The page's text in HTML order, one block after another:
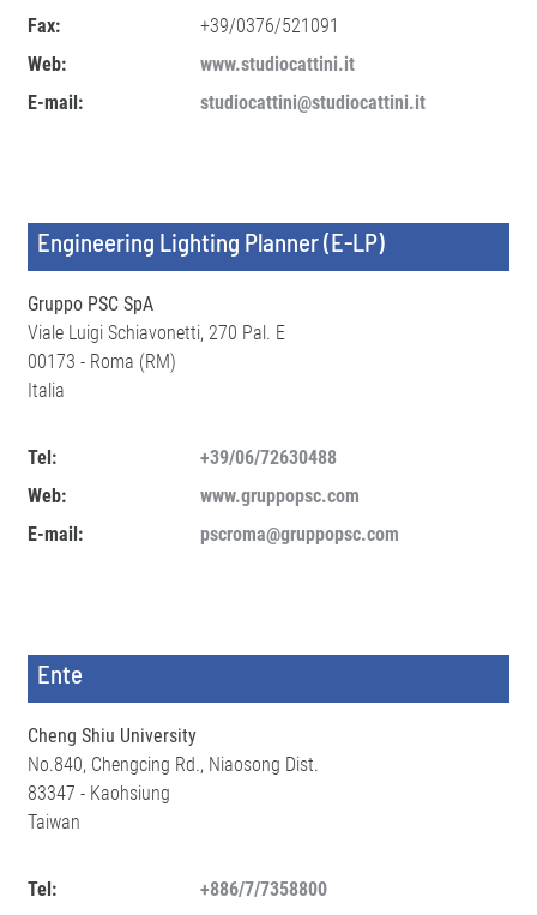
Fax:
+39/0376/521091
Web:
www.studiocattini.it
E-mail:
studiocattini@studiocattini.it
Engineering Lighting Planner (E-LP)
Gruppo PSC SpA
Viale Luigi Schiavonetti, 270 Pal. E
00173 - Roma (RM)
Italia
Tel:
+39/06/72630488
Web:
www.gruppopsc.com
E-mail:
pscroma@gruppopsc.com
Ente
Cheng Shiu University
No.840, Chengcing Rd., Niaosong Dist.
83347 - Kaohsiung
Taiwan
Tel:
+886/7/7358800